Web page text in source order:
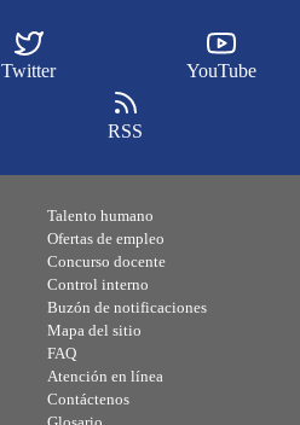
Twitter YouTube
RSS
Talento humano
Ofertas de empleo
Concurso docente
Control interno
Buzón de notificaciones
Mapa del sitio
FAQ
Atención en línea
Contáctenos